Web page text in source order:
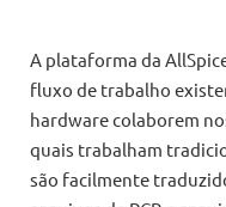
A plataforma da
fluxo de trabalho
hardware colaborem
quais trabalham
são facilmente